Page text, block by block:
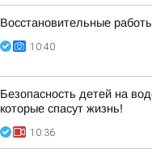
Восстановительные
10:40
Безопасность детей на
которые спасут жизнь!
10:36